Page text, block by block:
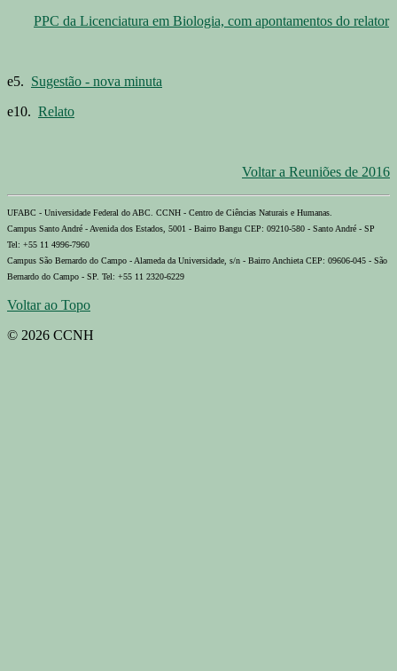
PPC da Licenciatura em Biologia, com apontamentos do relator
e5. Sugestão - nova minuta
e10. Relato
Voltar a Reuniões de 2016
UFABC - Universidade Federal do ABC. CCNH - Centro de Ciências Naturais e Humanas.
Campus Santo André - Avenida dos Estados, 5001 - Bairro Bangu CEP: 09210-580 - Santo André - SP
Tel: +55 11 4996-7960
Campus São Bernardo do Campo - Alameda da Universidade, s/n - Bairro Anchieta CEP: 09606-045 - São
Bernardo do Campo - SP. Tel: +55 11 2320-6229
Voltar ao Topo
© 2026 CCNH